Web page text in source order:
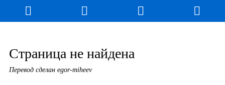
Страница не найдена
Перевод сделан egor-miheev